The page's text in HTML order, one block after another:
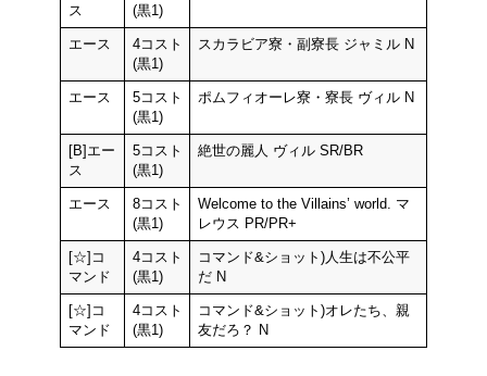
ス
(黒1)
エース
4コスト
(黒1)
スカラビア寮・副寮長 ジャミル N
エース
5コスト
(黒1)
ポムフィオーレ寮・寮長 ヴィル N
[B]エー
ス
5コスト
(黒1)
絶世の麗人 ヴィル SR/BR
エース
8コスト
(黒1)
Welcome to the Villains’ world. マ
レウス PR/PR+
[☆]コ
マンド
4コスト
(黒1)
コマンド&ショット)人生は不公平
だ N
[☆]コ
マンド
4コスト
(黒1)
コマンド&ショット)オレたち、親
友だろ？ N